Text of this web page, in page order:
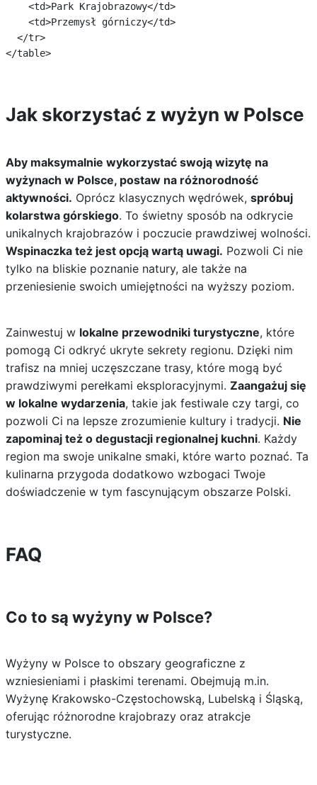
    <td>Park Krajobrazowy</td>
    <td>Przemysł górniczy</td>
  </tr>
</table>
Jak skorzystać z wyżyn w Polsce
Aby maksymalnie wykorzystać swoją wizytę na
wyżynach w Polsce, postaw na różnorodność
aktywności. Oprócz klasycznych wędrówek, spróbuj
kolarstwa górskiego. To świetny sposób na odkrycie
unikalnych krajobrazów i poczucie prawdziwej wolności.
Wspinaczka też jest opcją wartą uwagi. Pozwoli Ci nie
tylko na bliskie poznanie natury, ale także na
przeniesienie swoich umiejętności na wyższy poziom.
Zainwestuj w lokalne przewodniki turystyczne, które
pomogą Ci odkryć ukryte sekrety regionu. Dzięki nim
trafisz na mniej uczęszczane trasy, które mogą być
prawdziwymi perełkami eksploracyjnymi. Zaangażuj się
w lokalne wydarzenia, takie jak festiwale czy targi, co
pozwoli Ci na lepsze zrozumienie kultury i tradycji. Nie
zapominaj też o degustacji regionalnej kuchni. Każdy
region ma swoje unikalne smaki, które warto poznać. Ta
kulinarna przygoda dodatkowo wzbogaci Twoje
doświadczenie w tym fascynującym obszarze Polski.
FAQ
Co to są wyżyny w Polsce?
Wyżyny w Polsce to obszary geograficzne z
wzniesieniami i płaskimi terenami. Obejmują m.in.
Wyżynę Krakowsko-Częstochowską, Lubelską i Śląską,
oferując różnorodne krajobrazy oraz atrakcje
turystyczne.